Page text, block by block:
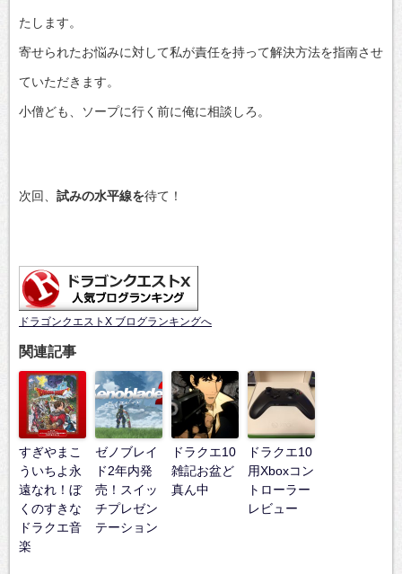
たします。
寄せられたお悩みに対して私が責任を持って解決方法を指南させ
ていただきます。
小僧ども、ソープに行く前に俺に相談しろ。
次回、 試みの水平線を待て！
ドラゴンクエストX ブログランキングへ
関連記事
すぎやまこ
ういちよ永
遠なれ！ぼ
くのすきな
ドラクエ音
楽
ゼノブレイ
ド2年内発
売！スイッ
チプレゼン
テーション
ドラクエ10
雑記お盆ど
真ん中
ドラクエ10
用Xboxコン
トローラー
レビュー